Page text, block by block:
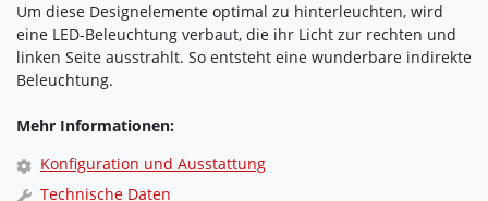
Um diese Designelemente optimal zu hinterleuchten, wird
eine LED-Beleuchtung verbaut, die ihr Licht zur rechten und
linken Seite ausstrahlt. So entsteht eine wunderbare indirekte
Beleuchtung.
Mehr Informationen:
Konfiguration und Ausstattung
Technische Daten